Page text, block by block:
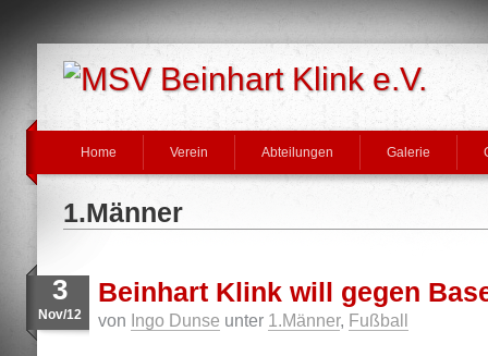
Home Verein Abteilungen Galerie
1.Männer
3
Nov/12
Beinhart Klink will gegen
von Ingo Dunse unter 1.Männer, Fußball